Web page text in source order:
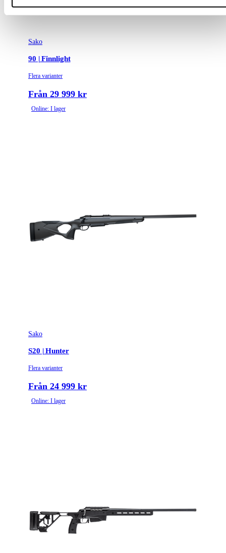
Sako
90 | Finnlight
Flera varianter
Från 29 999 kr
Online: I lager
Sako
S20 | Hunter
Flera varianter
Från 24 999 kr
Online: I lager